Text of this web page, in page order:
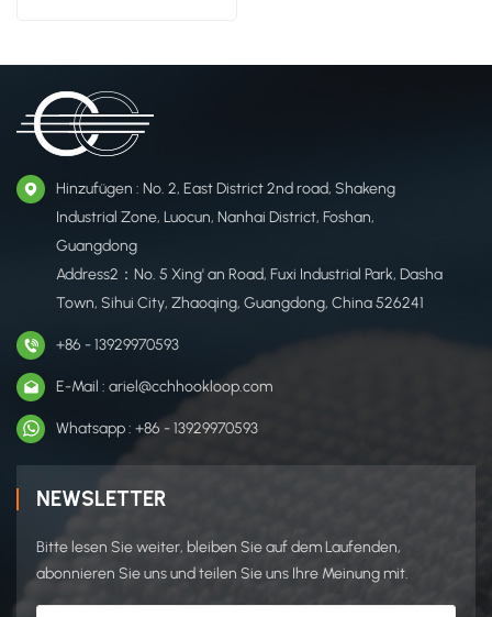
Hinzufügen : No. 2, East District 2nd road, Shakeng
Industrial Zone, Luocun, Nanhai District, Foshan,
Guangdong
Address2：No. 5 Xing' an Road, Fuxi Industrial Park, Dasha
Town, Sihui City, Zhaoqing, Guangdong, China 526241
+86 - 13929970593
E-Mail : ariel@cchhookloop.com
Whatsapp : +86 - 13929970593
NEWSLETTER
Bitte lesen Sie weiter, bleiben Sie auf dem Laufenden,
abonnieren Sie uns und teilen Sie uns Ihre Meinung mit.